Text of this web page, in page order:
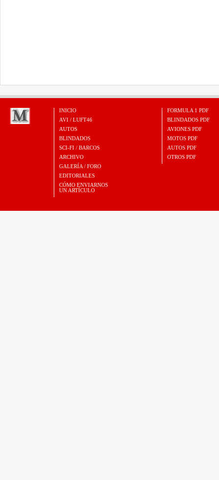
INICIO
AVI / LUFT46
AUTOS
BLINDADOS
SCI-FI / BARCOS
ARCHIVO
GALERÍA / FORO
EDITORIALES
CÓMO ENVIARNOS
UN ARTÍCULO
FORMULA 1 PDF
BLINDADOS PDF
AVIONES PDF
MOTOS PDF
AUTOS PDF
OTROS PDF